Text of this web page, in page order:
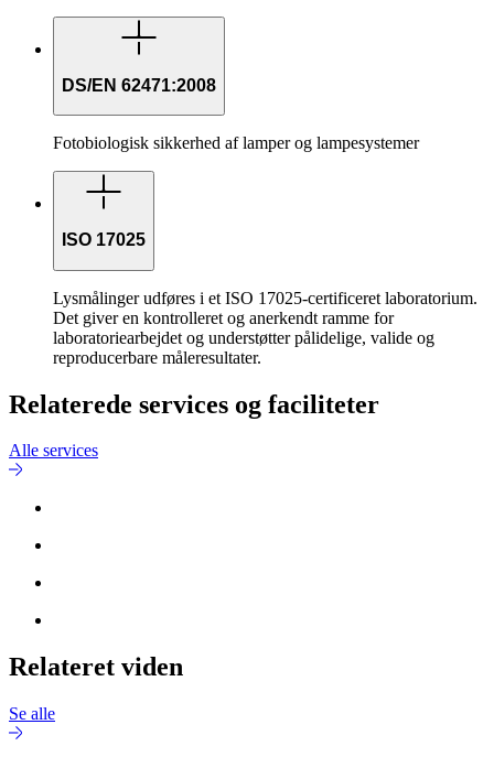
DS/EN 62471:2008
Fotobiologisk sikkerhed af lamper og lampesystemer
ISO 17025
Lysmålinger udføres i et ISO 17025-certificeret laboratorium.
Det giver en kontrolleret og anerkendt ramme for
laboratoriearbejdet og understøtter pålidelige, valide og
reproducerbare måleresultater.
Relaterede services og faciliteter
Alle services
Relateret viden
Se alle